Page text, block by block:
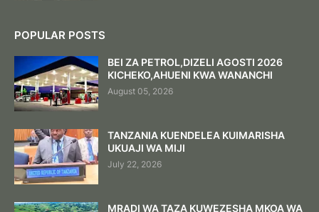
POPULAR POSTS
BEI ZA PETROL,DIZELI AGOSTI 2026
KICHEKO,AHUENI KWA WANANCHI
August 05, 2026
TANZANIA KUENDELEA KUIMARISHA
UKUAJI WA MIJI
July 22, 2026
MRADI WA TAZA KUWEZESHA MKOA WA